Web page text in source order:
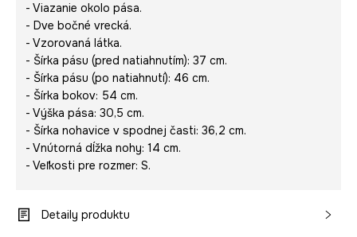
- Viazanie okolo pása.
- Dve bočné vrecká.
- Vzorovaná látka.
- Šírka pásu (pred natiahnutím): 37 cm.
- Šírka pásu (po natiahnutí): 46 cm.
- Šírka bokov: 54 cm.
- Výška pása: 30,5 cm.
- Šírka nohavice v spodnej časti: 36,2 cm.
- Vnútorná dĺžka nohy: 14 cm.
- Veľkosti pre rozmer: S.
Detaily produktu